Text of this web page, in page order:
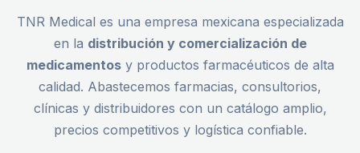
TNR Medical es una empresa mexicana especializada
en la distribución y comercialización de
medicamentosy productos farmacéuticos de alta
calidad. Abastecemos farmacias, consultorios,
clínicas y distribuidores con un catálogo amplio,
precios competitivos y logística confiable.